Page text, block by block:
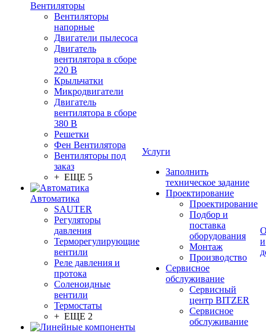
Вентиляторы
Вентиляторы
напорные
Двигатели пылесоса
Двигатель
вентилятора в сборе
220 В
Крыльчатки
Микродвигатели
Двигатель
вентилятора в сборе
380 В
Решетки
Фен Вентилятора
Вентиляторы под
заказ
+ ЕЩЕ 5
Автоматика
SAUTER
Регуляторы
давления
Терморегулирующие
вентили
Реле давления и
протока
Соленоидные
вентили
Термостаты
+ ЕЩЕ 2
Услуги
Заполнить
техническое задание
Проектирование
Проектирование
Подбор и
поставка
оборудования
Монтаж
Производство
Сервисное
обслуживание
Сервисный
центр BITZER
Сервисное
обслуживание
и